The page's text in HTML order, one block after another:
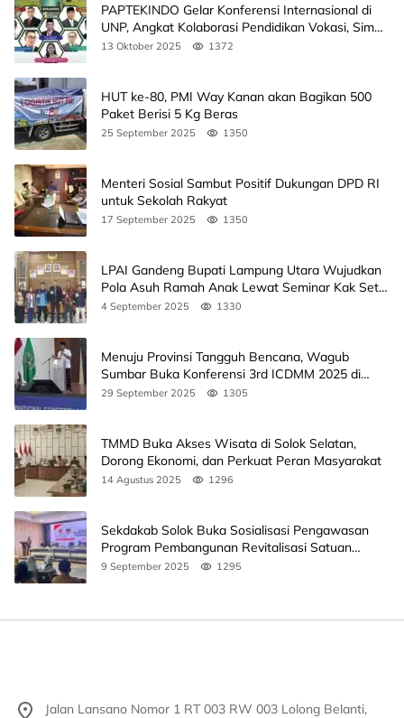
PAPTEKINDO Gelar Konferensi Internasional di
UNP, Angkat Kolaborasi Pendidikan Vokasi, Simak
Agendanya
13 Oktober 2025 1372
HUT ke-80, PMI Way Kanan akan Bagikan 500
Paket Berisi 5 Kg Beras
25 September 2025 1350
Menteri Sosial Sambut Positif Dukungan DPD RI
untuk Sekolah Rakyat
17 September 2025 1350
LPAI Gandeng Bupati Lampung Utara Wujudkan
Pola Asuh Ramah Anak Lewat Seminar Kak Seto,
Ini Jadwalnya
4 September 2025 1330
Menuju Provinsi Tangguh Bencana, Wagub
Sumbar Buka Konferensi 3rd ICDMM 2025 di
Unand
29 September 2025 1305
TMMD Buka Akses Wisata di Solok Selatan,
Dorong Ekonomi, dan Perkuat Peran Masyarakat
14 Agustus 2025 1296
Sekdakab Solok Buka Sosialisasi Pengawasan
Program Pembangunan Revitalisasi Satuan
Pendidikan
9 September 2025 1295
Jalan Lansano Nomor 1 RT 003 RW 003 Lolong Belanti,